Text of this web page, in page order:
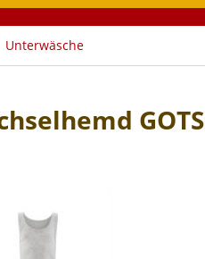
Unterwäsche
GOTS